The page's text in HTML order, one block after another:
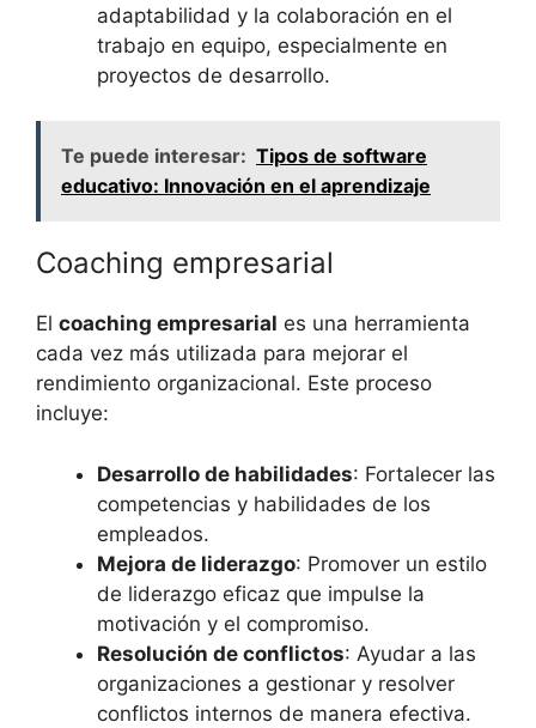
adaptabilidad y la colaboración en el
trabajo en equipo, especialmente en
proyectos de desarrollo.
Te puede interesar: Tipos de software
educativo: Innovación en el aprendizaje
Coaching empresarial
El coaching empresarial es una herramienta
cada vez más utilizada para mejorar el
rendimiento organizacional. Este proceso
incluye:
Desarrollo de habilidades: Fortalecer las
competencias y habilidades de los
empleados.
Mejora de liderazgo: Promover un estilo
de liderazgo eficaz que impulse la
motivación y el compromiso.
Resolución de conflictos: Ayudar a las
organizaciones a gestionar y resolver
conflictos internos de manera efectiva.